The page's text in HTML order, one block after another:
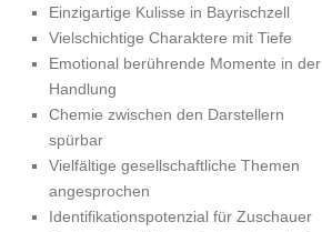
Einzigartige Kulisse in Bayrischzell
Vielschichtige Charaktere mit Tiefe
Emotional berührende Momente in der
Handlung
Chemie zwischen den Darstellern
spürbar
Vielfältige gesellschaftliche Themen
angesprochen
Identifikationspotenzial für Zuschauer